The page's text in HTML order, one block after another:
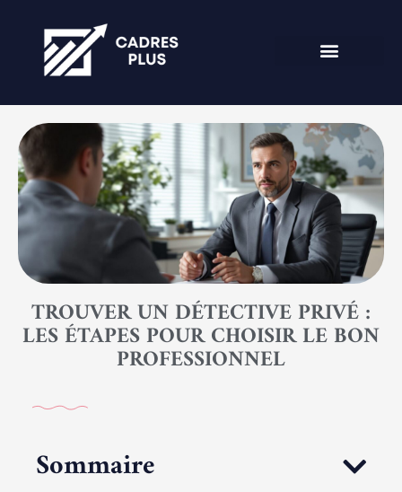
TROUVER UN DÉTECTIVE PRIVÉ :
LES ÉTAPES POUR CHOISIR LE BON
PROFESSIONNEL
Sommaire